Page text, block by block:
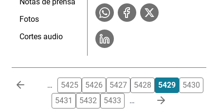
Fotos
Cortes audio
Paginación … 5425 5426 5427 5428 5429
5430
5431
5432 5433 …